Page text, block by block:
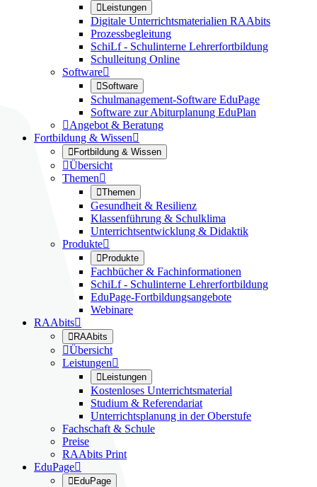
Leistungen
Digitale Unterrichtsmaterialien RAAbits
Prozessbegleitung
SchiLf - Schulinterne Lehrerfortbildung
Schulleitung Online
Software
Software
Schulmanagement-Software EduPage
Software zur Abiturplanung EduPlan
Angebot & Beratung
Fortbildung & Wissen
Fortbildung & Wissen
Übersicht
Themen
Themen
Gesundheit & Resilienz
Klassenführung & Schulklima
Unterrichtsentwicklung & Didaktik
Produkte
Produkte
Fachbücher & Fachinformationen
SchiLf - Schulinterne Lehrerfortbildung
EduPage-Fortbildungsangebote
Webinare
RAAbits
RAAbits
Übersicht
Leistungen
Leistungen
Kostenloses Unterrichtsmaterial
Studium & Referendariat
Unterrichtsplanung in der Oberstufe
Fachschaft & Schule
Preise
RAAbits Print
EduPage
EduPage